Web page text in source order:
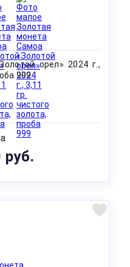
орел» 2024 г.,
999
руб.